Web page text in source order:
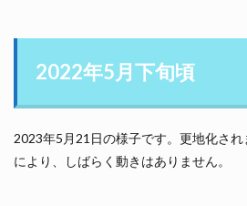
2022年5月下旬頃
2023年5月21日の様子です。更地化さ
により、しばらく動きはありません。